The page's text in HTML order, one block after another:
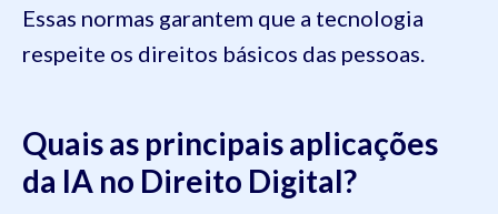
Essas normas garantem que a tecnologia
respeite os direitos básicos das pessoas.
Quais as principais aplicações
da IA no Direito Digital?